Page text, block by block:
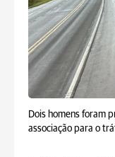
Dois homens foram
associação para o